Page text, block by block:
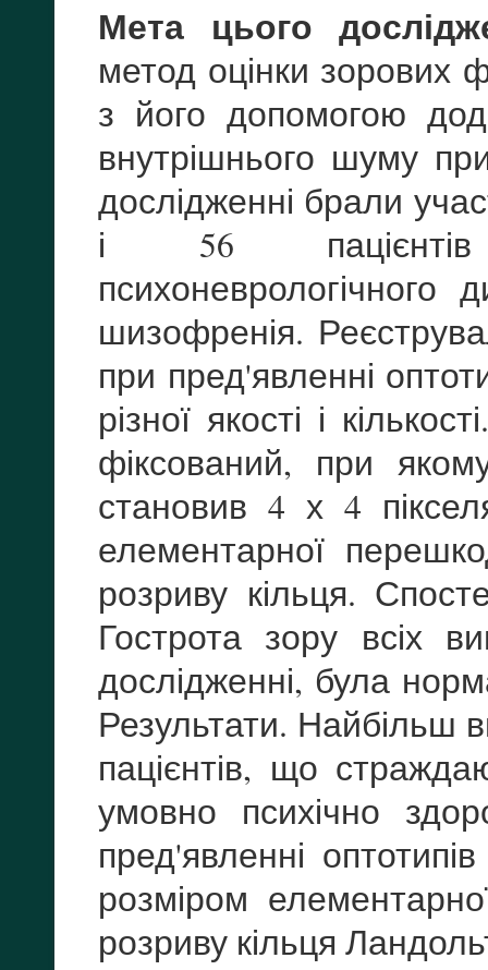
Мета цього
метод оцінки зорових
з його допомогою
внутрішнього шуму
дослідженні брали
і 56 пацієнтів
психоневрологічного
шизофренія.
при пред'явленні
різної якості і
фіксований, при
становив 4 х 4
елементарної
розриву кільця.
Гострота зору всіх
дослідженні, була
Результати. Найбільш
пацієнтів, що
умовно психічно
пред'явленні
розміром
розриву кільця